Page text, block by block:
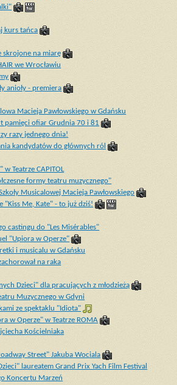
kurs tańca
skrojone na miarę
we Wrocławiu
anioły - premiera
Macieja Pawłowskiego w Gdańsku
pamięci ofiar Grudnia 70 i 81
razy jednego dnia!
kandydatów do głównych ról
Teatrze CAPITOL
formy teatru muzycznego"
Musicalowej Macieja Pawłowskiego
"Kiss Me, Kate" - to już dziś!
castingu do "Les Misérables"
"Upiora w Operze"
i musicalu w Gdańsku
na raka
Dzieci" dla pracujących z młodzieżą
Muzycznego w Gdyni
ze spektaklu "Idiota"
w Operze" w Teatrze ROMA
Kościelniaka
Street" Jakuba Wociala
laureatem Grand Prix Yach Film Festival
Koncertu Marzeń